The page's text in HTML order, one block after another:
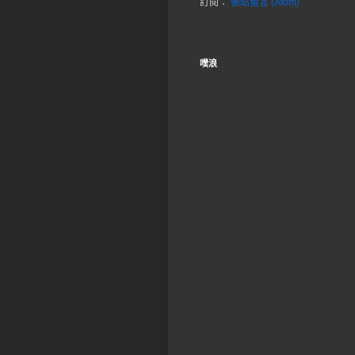
訂閱： 張貼留言 (Atom)
噗浪